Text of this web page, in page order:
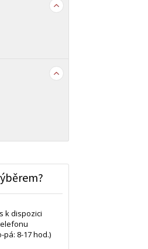
k dispozici
pá: 8-17 hod.)